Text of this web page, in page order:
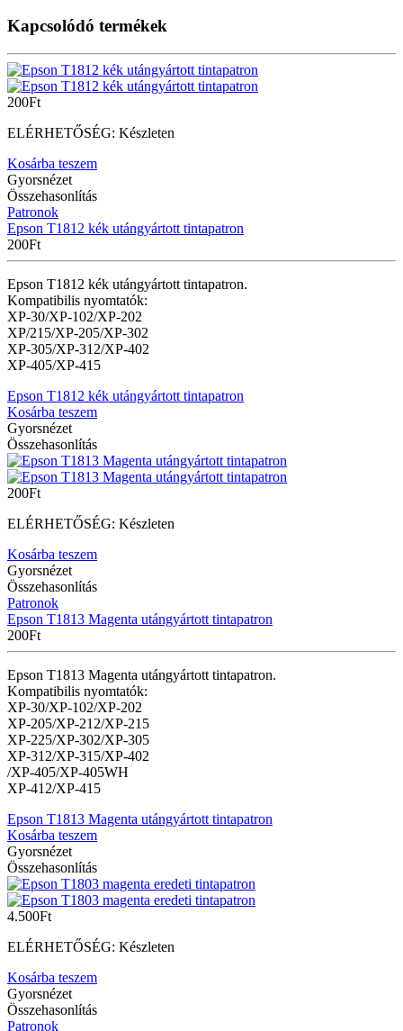
Kapcsolódó termékek
200Ft
ELÉRHETŐSÉG: Készleten
Kosárba teszem
Gyorsnézet
Összehasonlítás
Patronok
Epson T1812 kék utángyártott tintapatron
200Ft
Epson T1812 kék utángyártott tintapatron.
Kompatibilis nyomtatók:
XP-30/XP-102/XP-202
XP/215/XP-205/XP-302
XP-305/XP-312/XP-402
XP-405/XP-415
Epson T1812 kék utángyártott tintapatron
Kosárba teszem
Gyorsnézet
Összehasonlítás
200Ft
ELÉRHETŐSÉG: Készleten
Kosárba teszem
Gyorsnézet
Összehasonlítás
Patronok
Epson T1813 Magenta utángyártott tintapatron
200Ft
Epson T1813 Magenta utángyártott tintapatron.
Kompatibilis nyomtatók:
XP-30/XP-102/XP-202
XP-205/XP-212/XP-215
XP-225/XP-302/XP-305
XP-312/XP-315/XP-402
/XP-405/XP-405WH
XP-412/XP-415
Epson T1813 Magenta utángyártott tintapatron
Kosárba teszem
Gyorsnézet
Összehasonlítás
4.500Ft
ELÉRHETŐSÉG: Készleten
Kosárba teszem
Gyorsnézet
Összehasonlítás
Patronok